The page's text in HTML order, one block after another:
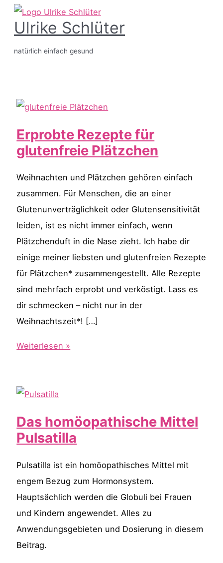
Zum
InhaltUlrike Schlüter
natürlich einfach gesund
Erprobte Rezepte für
glutenfreie Plätzchen
Weihnachten und Plätzchen gehören einfach
zusammen. Für Menschen, die an einer
Glutenunverträglichkeit oder Glutensensitivität
leiden, ist es nicht immer einfach, wenn
Plätzchenduft in die Nase zieht. Ich habe dir
einige meiner liebsten und glutenfreien Rezepte
für Plätzchen* zusammengestellt. Alle Rezepte
sind mehrfach erprobt und verköstigt. Lass es
dir schmecken – nicht nur in der
Weihnachtszeit*! […]
Erprobte
glutenfreie
Weiterlesen »
Das homöopathische Mittel
Pulsatilla
Pulsatilla ist ein homöopathisches Mittel mit
engem Bezug zum Hormonsystem.
Hauptsächlich werden die Globuli bei Frauen
und Kindern angewendet. Alles zu
Anwendungsgebieten und Dosierung in diesem
Beitrag.